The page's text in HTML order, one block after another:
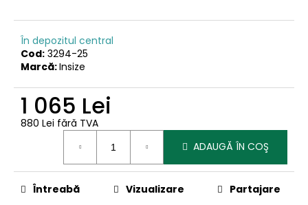
În depozitul central
Cod: 3294-25
Marcă:Insize
1 065 Lei
880 Lei fără TVA
ADAUGĂ ÎN COŞ
Întreabă Vizualizare Partajare